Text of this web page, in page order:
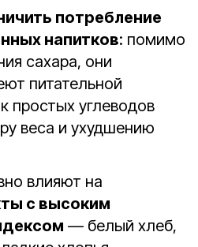
потребление
напитков: помимо
сахара, они
питательной
простых углеводов
веса и ухудшению
влияют на
с высоким
— белый хлеб,